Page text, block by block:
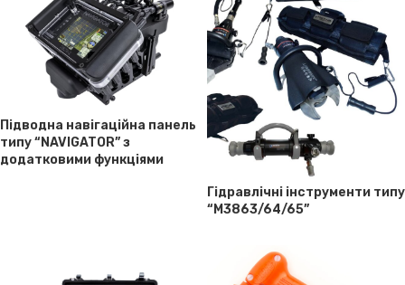
Підводна навігаційна панель
типу “NAVIGATOR” з
додатковими функціями
Гідравлічні інструменти типу
“M3863/64/65”